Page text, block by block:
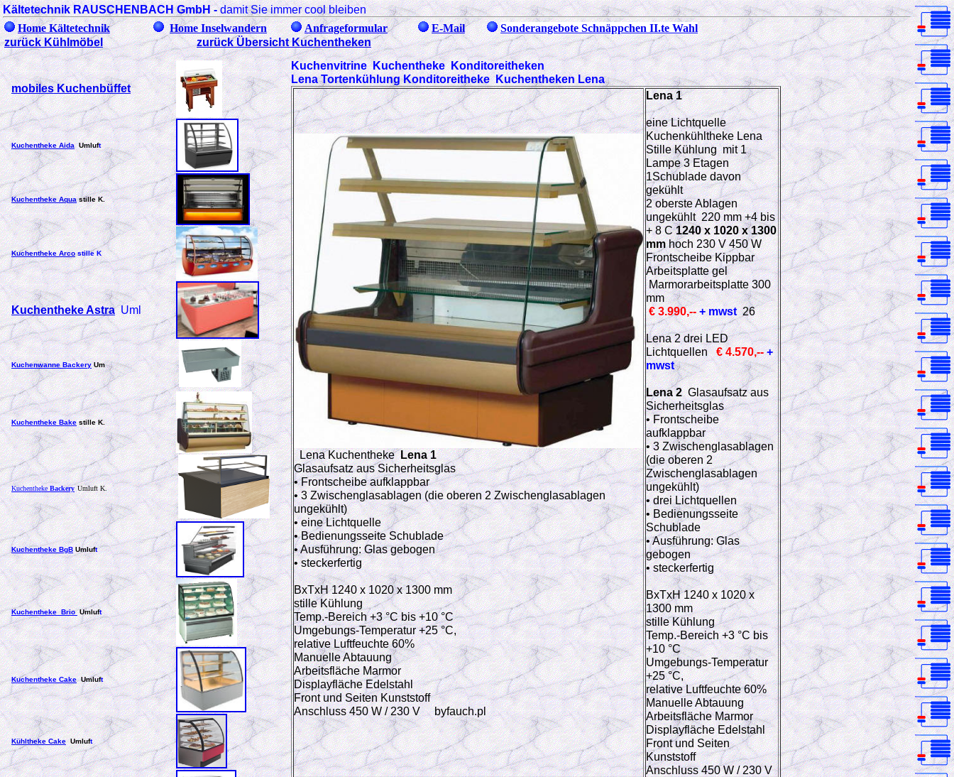
Kältetechnik RAUSCHENBACH GmbH-damit Sie immer cool bleiben
Home Kältetechnik
Home Inselwandern Anfrageformular E-Mail Sonderangebote Schnäppchen II.te Wahl
zurück Kühlmöbel zurück Übersicht Kuchentheken
mobiles Kuchenbüffet
Kuchentheke Aida Umluft
Kuchentheke Aqua stille K.
Kuchentheke Arco stille K
Kuchentheke Astra Uml
Kuchenwanne BackeryUm
Kuchentheke Bake stille K.
KuchenthekeBackery Umluft K.
Kuchentheke BgBUmluft
Kuchentheke Brio Umluft
Kuchentheke Cake Umluft
Kühltheke Cake Umluft
Kuchenvitrine Kuchentheke Konditoreitheken
Lena Tortenkühlung Konditoreitheke Kuchentheken Lena
Lena KuchenthekeLena 1
Glasaufsatz aus Sicherheitsglas
• Frontscheibe aufklappbar
• 3 Zwischenglasablagen (die oberen 2 Zwischenglasablagen
ungekühlt)
• eine Lichtquelle
• Bedienungsseite Schublade
• Ausführung: Glas gebogen
• steckerfertig
BxTxH 1240 x 1020 x 1300 mm
stille Kühlung
Temp.-Bereich +3 °C bis +10 °C
Umgebungs-Temperatur +25 °C,
relative Luftfeuchte 60%
Manuelle Abtauung
Arbeitsfläche Marmor
Displayfläche Edelstahl
Front und Seiten Kunststoff
Anschluss 450 W / 230 V byfauch.pl
Lena 1
eine Lichtquelle
Kuchenkühltheke Lena
Stille Kühlung mit 1
Lampe 3 Etagen
1Schublade davon
gekühlt
2 oberste Ablagen
ungekühlt 220 mm +4 bis
+ 8 C1240 x 1020 x 1300
mmhoch 230 V 450 W
Frontscheibe Kippbar
Arbeitsplattegel
Marmorarbeitsplatte 300
mm
€ 3.990,--+ mwst26
Lena 2 drei LED
Lichtquellen€ 4.570,--+
mwst
Lena 2Glasaufsatz aus
Sicherheitsglas
• Frontscheibe
aufklappbar
• 3 Zwischenglasablagen
(die oberen 2
Zwischenglasablagen
ungekühlt)
• drei Lichtquellen
• Bedienungsseite
Schublade
• Ausführung: Glas
gebogen
• steckerfertig
BxTxH 1240 x 1020 x
1300 mm
stille Kühlung
Temp.-Bereich +3 °C bis
+10 °C
Umgebungs-Temperatur
+25 °C,
relative Luftfeuchte 60%
Manuelle Abtauung
Arbeitsfläche Marmor
Displayfläche Edelstahl
Front und Seiten
Kunststoff
Anschluss 450 W / 230 V